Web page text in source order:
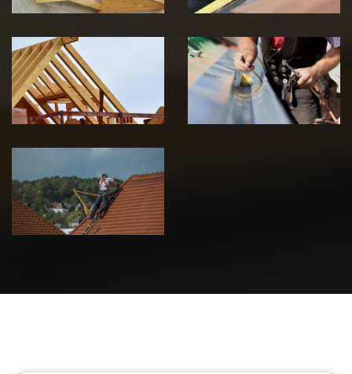
Traitement de
charpente 39
Jura
Travaux de
zinguerie 39
Jura
Urgence fuite
de toiture 39
Jura